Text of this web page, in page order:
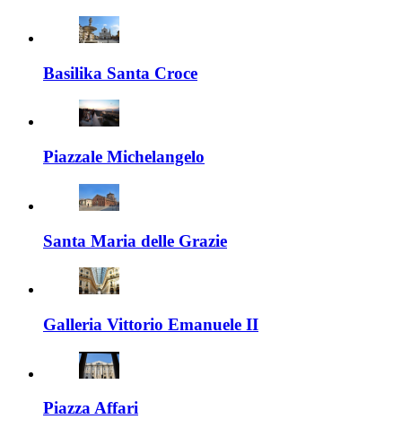
Basilika Santa Croce
Piazzale Michelangelo
Santa Maria delle Grazie
Galleria Vittorio Emanuele II
Piazza Affari